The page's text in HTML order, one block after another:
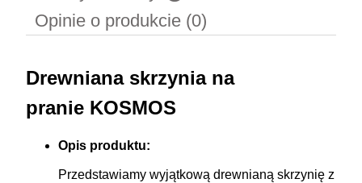
Opinie o produkcie (0)
Drewniana skrzynia na
pranie KOSMOS
Opis produktu:
Przedstawiamy wyjątkową drewnianą skrzynię z